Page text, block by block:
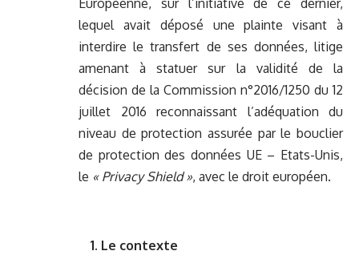
Européenne, sur l’initiative de ce dernier,
lequel avait déposé une plainte visant à
interdire le transfert de ses données, litige
amenant à statuer sur la validité de la
décision de la Commission n°2016/1250 du 12
juillet 2016 reconnaissant l’adéquation du
niveau de protection assurée par le bouclier
de protection des données UE – Etats-Unis,
le « Privacy Shield », avec le droit européen.
1. Le contexte